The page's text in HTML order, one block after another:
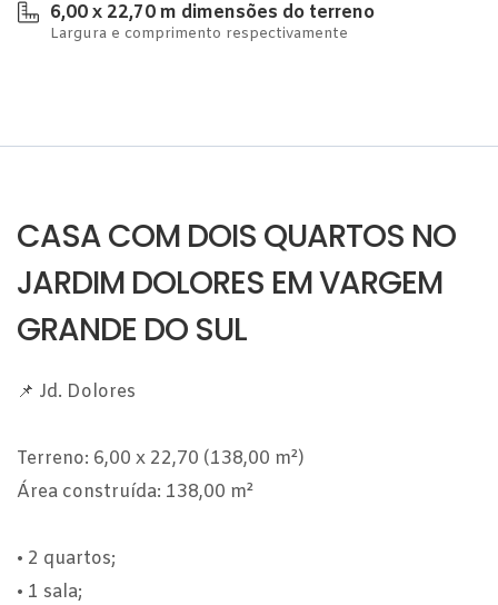
6,00 x 22,70 m dimensões do terreno
Largura e comprimento respectivamente
CASA COM DOIS QUARTOS NO
JARDIM DOLORES EM VARGEM
GRANDE DO SUL
📌 Jd. Dolores
Terreno: 6,00 x 22,70 (138,00 m²)
Área construída: 138,00 m²
• 2 quartos;
• 1 sala;